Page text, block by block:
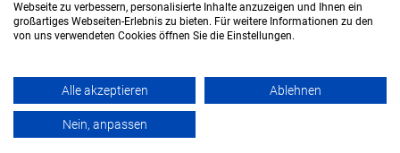
Startseite Foren-Übersicht
Legende Kontakt
Werbung buchen
Amazon ist eine Marke von Amazon.com, Inc.
Weitere Marken und Markennamen sind Eigentum ihrer jeweiligen Inhaber.
© Copyright alefo.de - 2016-2025. Alle Rechte vorbehalten.
Webseite zu verbessern, personalisierte Inhalte anzuzeigen und Ihnen ein
großartiges Webseiten-Erlebnis zu bieten. Für weitere Informationen zu den
von uns verwendeten Cookies öffnen Sie die Einstellungen.
Alle akzeptieren Ablehnen
Nein, anpassen